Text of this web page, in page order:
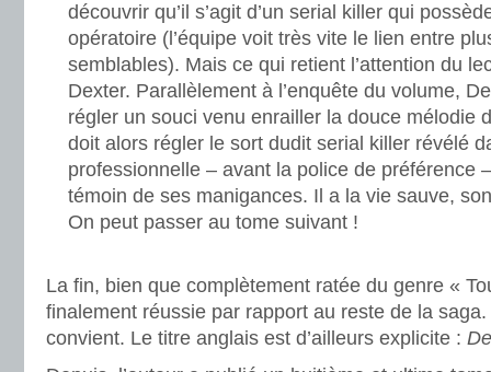
découvrir qu’il s’agit d’un serial killer qui
opératoire (l’équipe voit très vite le lien entre
semblables). Mais ce qui retient l’attention du
Dexter. Parallèlement à l’enquête du volume,
régler un souci venu enrailler la douce mélodie
doit alors régler le sort dudit serial killer révélé
professionnelle – avant la police de préférence
témoin de ses manigances. Il a la vie sauve,
On peut passer au tome suivant !
La fin, bien que complètement ratée du genre «
finalement réussie par rapport au reste de la
convient. Le titre anglais est d’ailleurs explicite :